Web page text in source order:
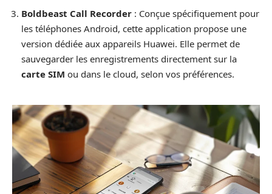
Boldbeast Call Recorder : Conçue spécifiquement pour
les téléphones Android, cette application propose une
version dédiée aux appareils Huawei. Elle permet de
sauvegarder les enregistrements directement sur la
carte SIM ou dans le cloud, selon vos préférences.